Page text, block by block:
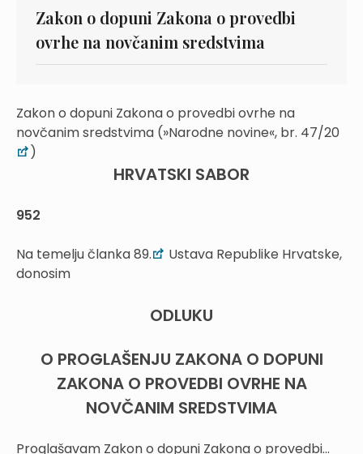
Zakon o dopuni Zakona o provedbi
ovrhe na novčanim sredstvima
Zakon o dopuni Zakona o provedbi ovrhe na
novčanim sredstvima (»Narodne novine«, br. 47/20
)
HRVATSKI SABOR
952
Na temelju članka 89.
Ustava Republike Hrvatske,
donosim
ODLUKU
O PROGLAŠENJU ZAKONA O DOPUNI
ZAKONA O PROVEDBI OVRHE NA
NOVČANIM SREDSTVIMA
Proglašavam Zakon o dopuni Zakona o provedbi...